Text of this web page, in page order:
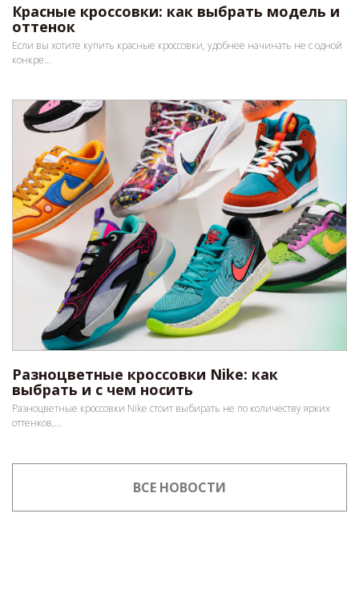
Красные кроссовки: как выбрать модель и
оттенок
Если вы хотите купить красные кроссовки, удобнее начинать не с одной
конкре...
Разноцветные кроссовки Nike: как
выбрать и с чем носить
Разноцветные кроссовки Nike стоит выбирать не по количеству ярких
оттенков,...
ВСЕ НОВОСТИ